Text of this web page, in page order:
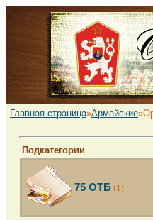
Главная страница»Армейские
Подкатегории
75 ОТБ (1)